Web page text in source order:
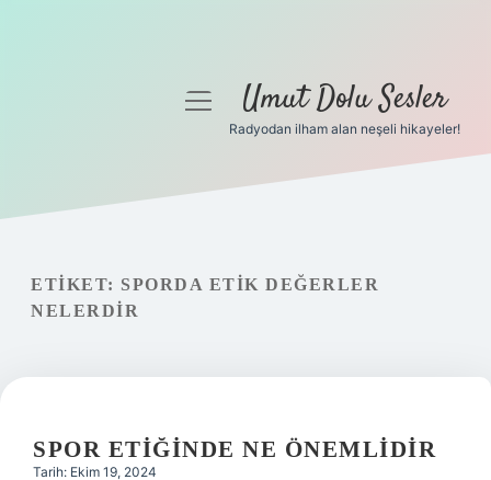
Gizlilik Politikası
Hakkımızda
menüyüUmut Dolu Sesler
Radyodan ilham alan neşeli hikayeler!
ETIKET: SPORDA ETIK DEĞERLER
NELERDIR
SPOR ETIĞINDE NE ÖNEMLIDIR
Tarih: Ekim 19, 2024